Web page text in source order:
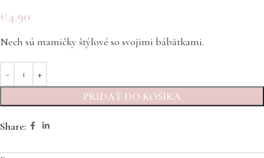
€4.90
Nech sú mamičky štýlové so svojimi bábätkami.
PRIDAŤ DO KOŠÍKA
Share: